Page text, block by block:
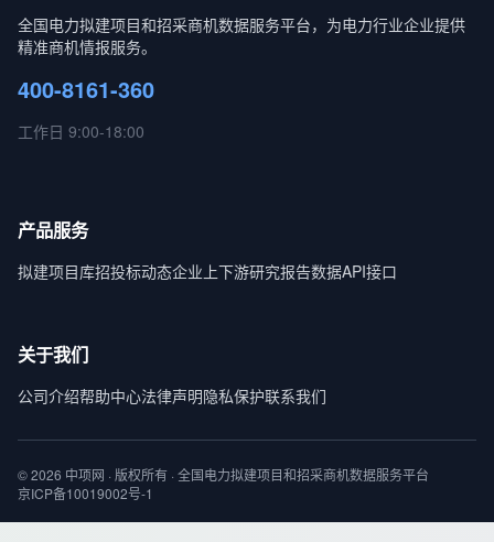
全国电力拟建项目和招采商机数据服务平台，为电力行业企业提供
精准商机情报服务。
400-8161-360
工作日 9:00-18:00
产品服务
拟建项目库招投标动态企业上下游研究报告数据API接口
关于我们
公司介绍帮助中心法律声明隐私保护联系我们
© 2026 中项网 · 版权所有 · 全国电力拟建项目和招采商机数据服务平台
京ICP备10019002号-1